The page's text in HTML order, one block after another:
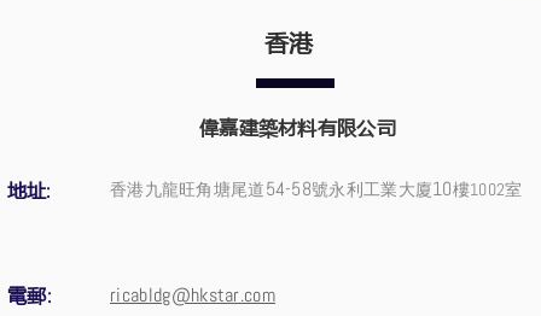
香港
偉嘉建築材料有限公司
地址: 香港九龍旺角塘尾道54-58號永利工業大廈10樓1002室
電郵:
ricabldg@hkstar.com